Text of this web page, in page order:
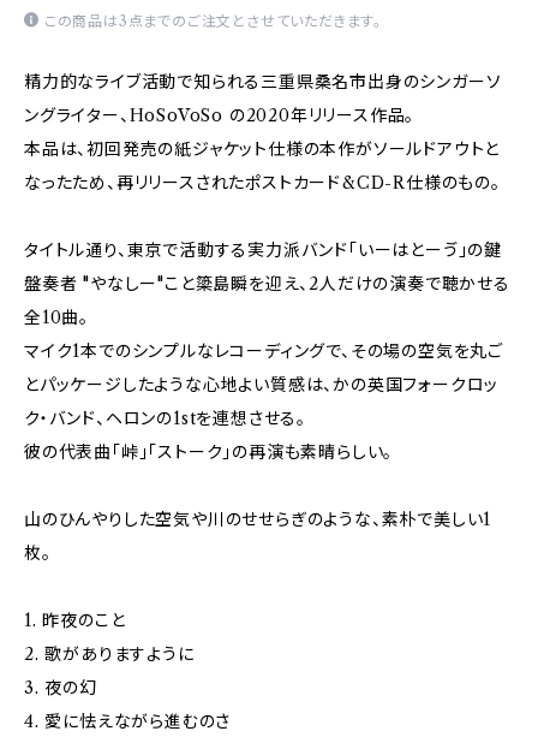
この商品は3点までのご注文とさせていただきます。
精力的なライブ活動で知られる三重県桑名市出身のシンガーソ
ングライター、HoSoVoSo の2020年リリース作品。
本品は、初回発売の紙ジャケット仕様の本作がソールドアウトと
なったため、再リリースされたポストカード&CD-R仕様のもの。
タイトル通り、東京で活動する実力派バンド「いーはとーゔ」の鍵
盤奏者 "やなしー"こと簗島瞬を迎え、2人だけの演奏で聴かせる
全10曲。
マイク1本でのシンプルなレコーディングで、その場の空気を丸ご
とパッケージしたような心地よい質感は、かの英国フォークロッ
ク・バンド、ヘロンの1stを連想させる。
彼の代表曲「峠」「ストーク」の再演も素晴らしい。
山のひんやりした空気や川のせせらぎのような、素朴で美しい1
枚。
1. 昨夜のこと‬
‪2. 歌がありますように‬
‪3. 夜の幻
‪4. 愛に怯えながら進むのさ‬